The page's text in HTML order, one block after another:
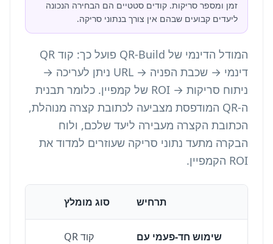
זמן ומספר סריקות. קודים סטטיים הם הבחירה הנכונה
ליעדים קבועים שבהם אין צורך בנתוני סריקה.
המודל הדינמי של QR-Build פועל כך: קוד QR
דינמי → שכבת הפניה → URL ניתן לעריכה →
ניתוח סריקות → ROI של קמפיין. כלומר תבנית
ה-QR המודפסת מצביעה לכתובת קצרה מנוהלת,
הכתובת הקצרה מעבירה ליעד שלכם, ולוח
הבקרה מתעד נתוני סריקה שעוזרים למדוד את
ROI הקמפיין.
תרחיש סוג מומלץ
שימוש חד-פעמי עם
קוד QR